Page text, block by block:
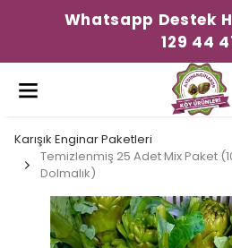
Whatsapp Destek
129 44
Karışık Enginar Paketleri
Temizlenmiş 25 Adet Mix Paket
Dolmalık)